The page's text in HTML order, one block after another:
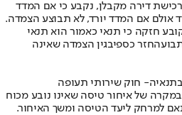
דירה מקבלן, נקבע כי אם המדד
אולם אם המדד יורד, לא תבוצע הצמדה.
חזקה כי תנאי כאמור הוא תנאי
החזר כספיבגין הצמדה שאינה
- חוק שירותי תעופה
כספי במקרה של איחור טיסה שאינו נובע מכוח
למרחק ליעד הטיסה ומשך האיחור.